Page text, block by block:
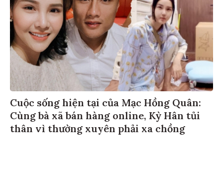
Cuộc sống hiện tại của Mạc Hồng Quân:
Cùng bà xã bán hàng online, Kỳ Hân tủi
thân vì thường xuyên phải xa chồng